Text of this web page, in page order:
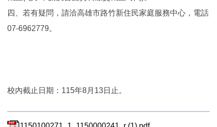
四、若有疑問，請洽高雄市路竹新住民家庭服務中心，電話
07-6962779。
校內截止日期：115年8月13日止。